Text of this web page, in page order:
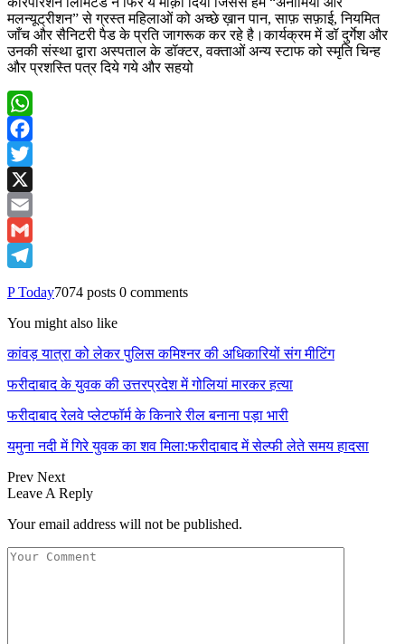
मलन्यूट्रीशन” से ग्रस्त महिलाओं को अच्छे ख़ान पान, साफ़ सफ़ाई, नियमित
जाँच और सैनिटरी पैड के प्रति जागरूक कर रहे है।कार्यक्रम में डॉ दुर्गेश और
उनकी संस्था द्वारा अस्पताल के डॉक्टर, वक्ताओं अन्य स्टाफ को स्मृति चिन्ह
और प्रशस्ति पत्र दिये गये और सहयो
WhatsApp
Facebook
Twitter
X
Email
Gmail
P Today7074 posts 0 comments
You might also like
कांवड़ यात्रा को लेकर पुलिस कमिश्नर की अधिकारियों संग मीटिंग
फरीदाबाद के युवक की उत्तरप्रदेश में गोलियां मारकर हत्या
फरीदाबाद रेलवे प्लेटफॉर्म के किनारे रील बनाना पड़ा भारी
यमुना नदी में गिरे युवक का शव मिला:फरीदाबाद में सेल्फी लेते समय हादसा
Prev Next
Leave A Reply
Your email address will not be published.